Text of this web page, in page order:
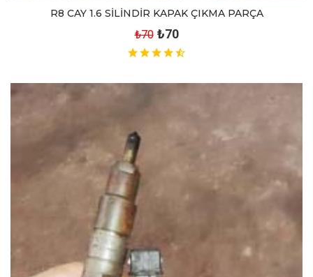
R8 CAY 1.6 SİLİNDİR KAPAK ÇIKMA PARÇA
₺70 ₺70